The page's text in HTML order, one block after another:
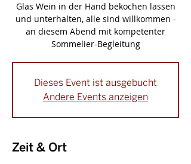
Glas Wein in der Hand bekochen lassen
und unterhalten, alle sind willkommen -
an diesem Abend mit kompetenter
Sommelier-Begleitung
Dieses Event ist ausgebucht
Andere Events anzeigen
Zeit & Ort